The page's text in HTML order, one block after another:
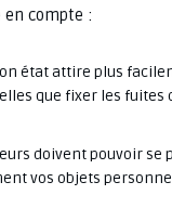
compte :
état attire plus
que fixer les fuites
doivent pouvoir se
vos objets